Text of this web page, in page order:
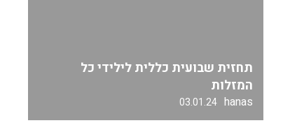
תחזית שבועית כללית לילידי כל
המזלות
hanas
03.01.24